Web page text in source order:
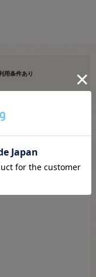
用条件あり
い
ります。目安としてご